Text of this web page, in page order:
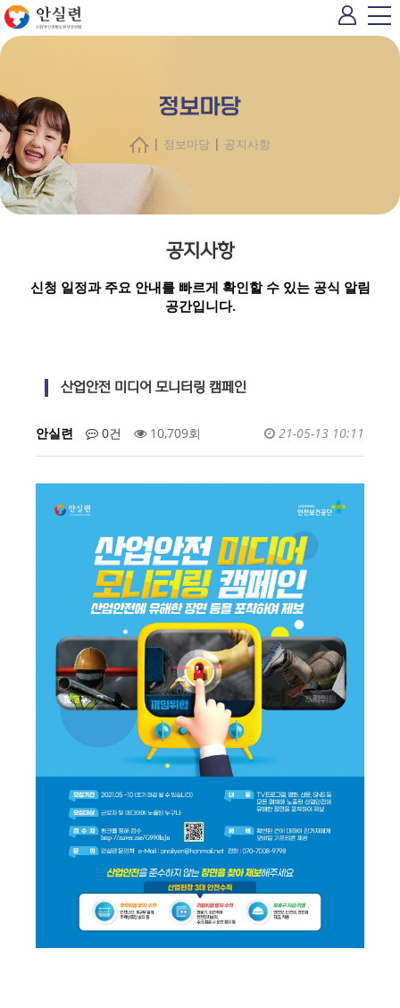
정보마당
| 정보마당 | 공지사항
공지사항
신청 일정과 주요 안내를 빠르게 확인할 수 있는 공식 알림
공간입니다.
산업안전 미디어 모니터링 캠페인
안실련 0건 10,709회 21-05-13 10:11